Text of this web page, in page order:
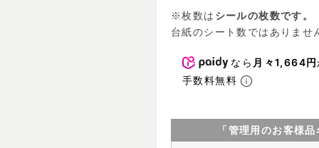
※枚数は シールの枚数です。
台紙のシート数ではありませ
なら 月々1,664円
手数料無料
「管理用のお客様